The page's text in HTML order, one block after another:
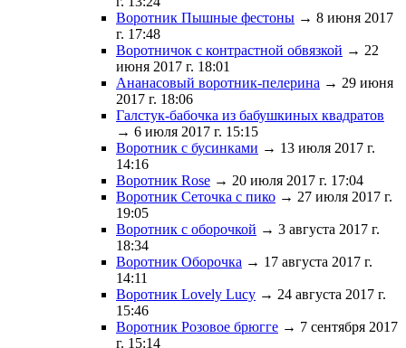
Воротник Пышные фестоны → 8 июня 2017
г. 17:48
Воротничок с контрастной обвязкой → 22
июня 2017 г. 18:01
Ананасовый воротник-пелерина → 29 июня
2017 г. 18:06
Галстук-бабочка из бабушкиных квадратов
→ 6 июля 2017 г. 15:15
Воротник с бусинками → 13 июля 2017 г.
14:16
Воротник Rose → 20 июля 2017 г. 17:04
Воротник Сеточка с пико → 27 июля 2017 г.
19:05
Воротник с оборочкой → 3 августа 2017 г.
18:34
Воротник Оборочка → 17 августа 2017 г.
14:11
Воротник Lovely Lucy → 24 августа 2017 г.
15:46
Воротник Розовое брюгге → 7 сентября 2017
г. 15:14